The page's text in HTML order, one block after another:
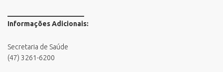
Informações Adicionais:
Secretaria de Saúde
(47) 3261-6200